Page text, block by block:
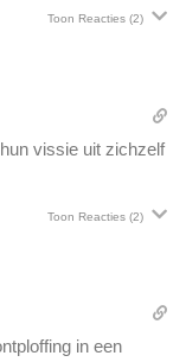
Toon Reacties (2)
vissie uit zichzelf
Toon Reacties (2)
in een